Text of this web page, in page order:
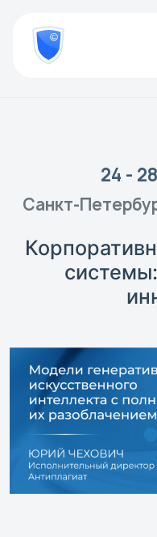
800
777-
81-Проверить
24 -
Санкт-